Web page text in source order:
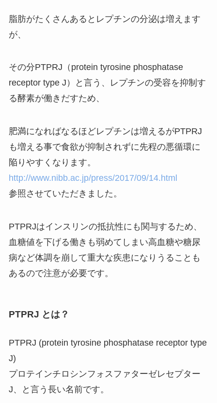
脂肪がたくさんあるとレプチンの分泌は増えます
が、
その分PTPRJ（protein tyrosine phosphatase
receptor type J）と言う、レプチンの受容を抑制す
る酵素が働きだすため、
肥満になればなるほどレプチンは増えるがPTPRJ
も増える事で食欲が抑制されずに先程の悪循環に
陥りやすくなります。
http://www.nibb.ac.jp/press/2017/09/14.html
参照させていただきました。
PTPRJはインスリンの抵抗性にも関与するため、
血糖値を下げる働きも弱めてしまい高血糖や糖尿
病など体調を崩して重大な疾患になりうることも
あるので注意が必要です。
PTPRJ とは？
PTPRJ (protein tyrosine phosphatase receptor type
J)
プロテインチロシンフォスファターゼレセプター
J、と言う長い名前です。